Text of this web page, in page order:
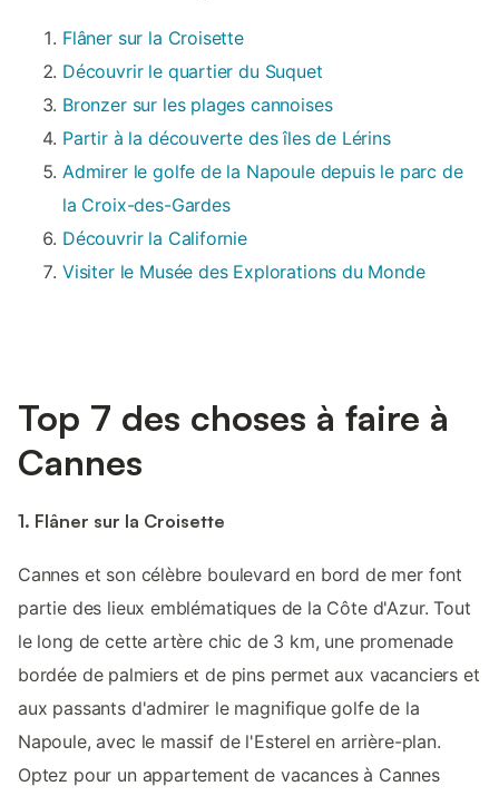
Flâner sur la Croisette
Découvrir le quartier du Suquet
Bronzer sur les plages cannoises
Partir à la découverte des îles de Lérins
Admirer le golfe de la Napoule depuis le parc de
la Croix-des-Gardes
Découvrir la Californie
Visiter le Musée des Explorations du Monde
Top 7 des choses à faire à
Cannes
1. Flâner sur la Croisette
Cannes et son célèbre boulevard en bord de mer font
partie des lieux emblématiques de la Côte d'Azur. Tout
le long de cette artère chic de 3 km, une promenade
bordée de palmiers et de pins permet aux vacanciers et
aux passants d'admirer le magnifique golfe de la
Napoule, avec le massif de l'Esterel en arrière-plan.
Optez pour un appartement de vacances à Cannes